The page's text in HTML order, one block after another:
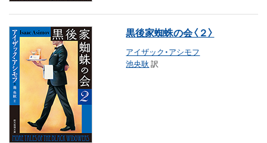
黒後家蜘蛛の会〈２〉
アイザック・アシモフ
池央耿 訳